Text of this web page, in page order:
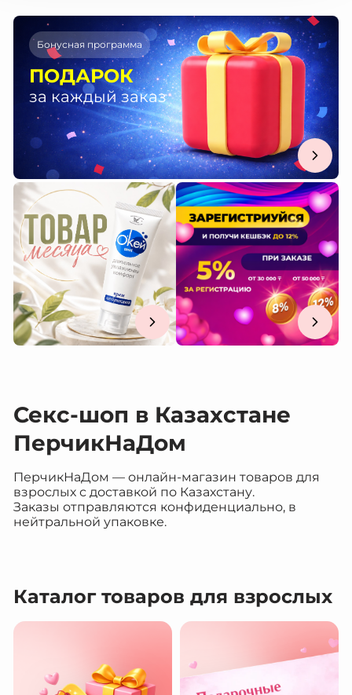
Бонусная программа
ПОДАРОК
за каждый заказ
Секс-шоп в Казахстане
ПерчикНаДом
ПерчикНаДом — онлайн-магазин товаров для
взрослых с доставкой по Казахстану.
Заказы отправляются конфиденциально, в
нейтральной упаковке.
Каталог товаров для взрослых